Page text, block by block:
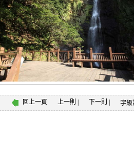
回上一頁 上一則 下一則 字級